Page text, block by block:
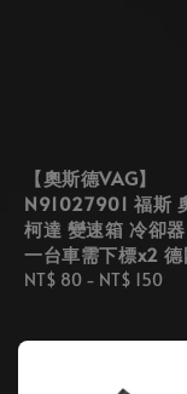
【奧斯德VAG】
N91027901 福斯
柯達 變速箱 冷卻
一台車需下標x2
Regular
NT$ 80 - NT$ 150